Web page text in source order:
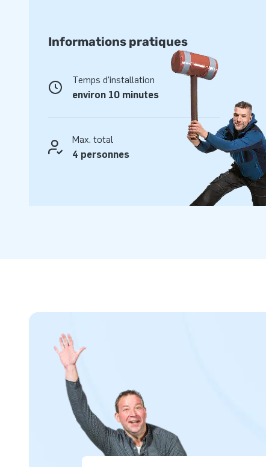
Informations pratiques
Temps d'installation
environ 10 minutes
Max. total
4 personnes